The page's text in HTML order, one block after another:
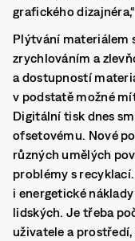
grafického
Plýtvání materiálem
zrychlováním a
a dostupností
v podstatě možné
Digitální tisk dnes
ofsetovému. Nové
různých umělých
problémy s
i energetické
lidských. Je třeba
uživatele a